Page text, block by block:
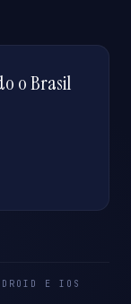
o Brasil
E IOS